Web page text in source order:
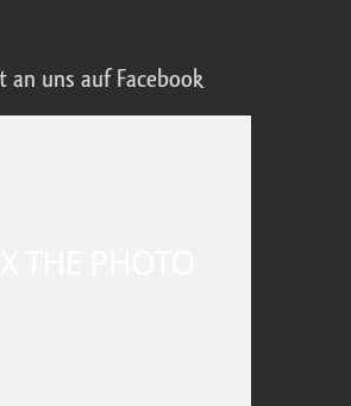
an uns auf Facebook